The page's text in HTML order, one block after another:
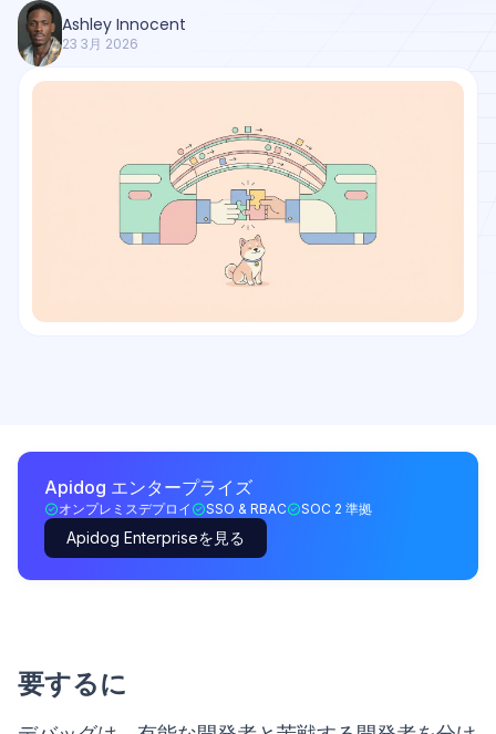
Ashley Innocent
23 3月 2026
Apidog エンタープライズ
オンプレミスデプロイ SSO & RBAC SOC 2 準拠
Apidog Enterpriseを見る
要するに